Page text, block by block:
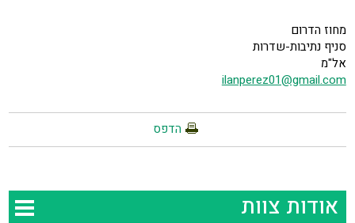
מחוז הדרום
סניף נתיבות-שדרות
אל"מ
ilanperez01@gmail.com
הדפס
אודות צוות